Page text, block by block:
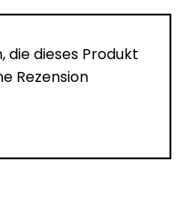
die dieses Produkt
Rezension